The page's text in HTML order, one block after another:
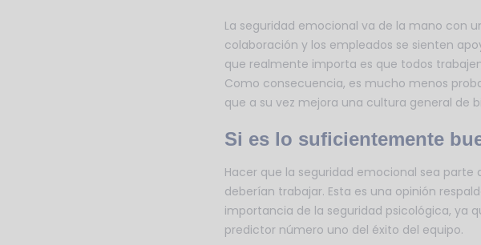
La seguridad emocional va de la mano con
colaboración y los empleados se sienten
que realmente importa es que todos
Como consecuencia, es mucho menos
que a su vez mejora una cultura general de
Si es lo suficientemente
Hacer que la seguridad emocional sea
deberían trabajar. Esta es una opinión
importancia de la seguridad psicológica, ya
predictor número uno del éxito del equipo.